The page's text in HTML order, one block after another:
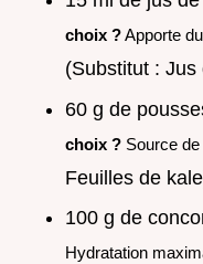
choix ?Apporte
(Substitut : Jus
60 g de
choix ? Source
Feuilles de
100 g de
Hydratation